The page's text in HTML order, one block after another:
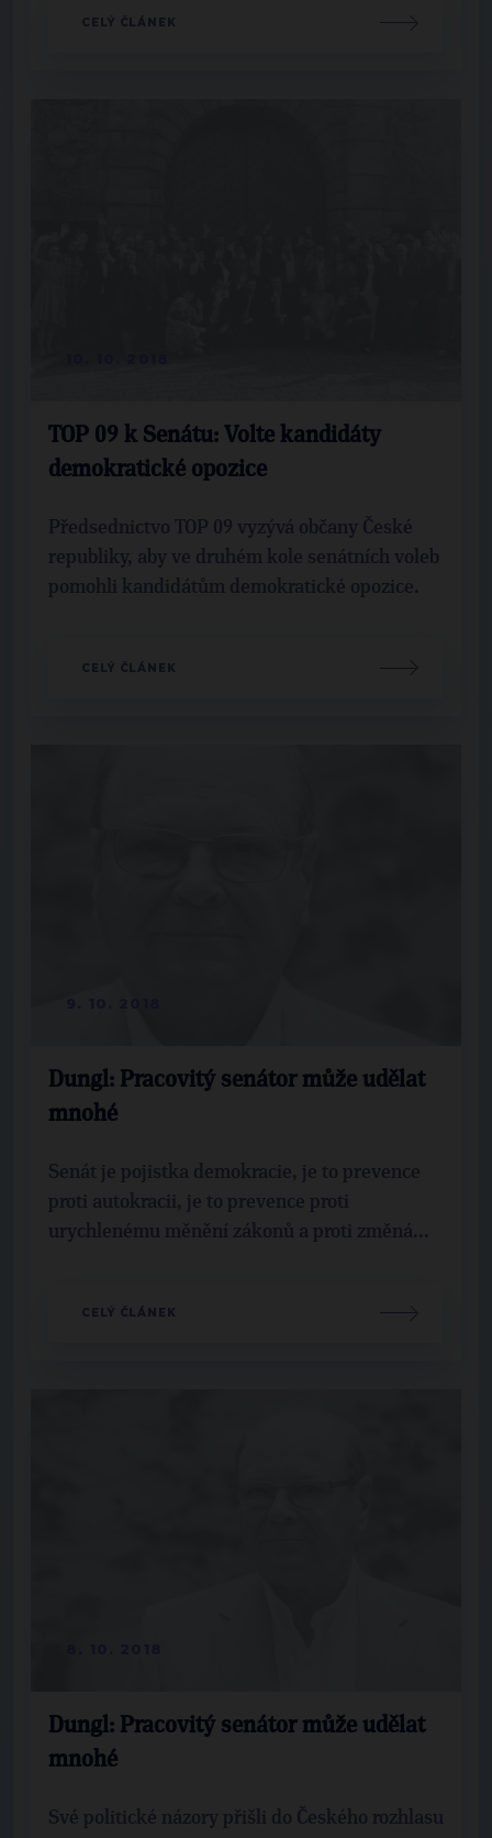
CELÝ ČLÁNEK
TOP 09 k Senátu: Volte kandidáty
demokratické opozice
Předsednictvo TOP 09 vyzývá občany České
republiky, aby ve druhém kole senátních voleb
pomohli kandidátům demokratické opozice.
CELÝ ČLÁNEK
Dungl: Pracovitý senátor může udělat
mnohé
Senát je pojistka demokracie, je to prevence
proti autokracii, je to prevence proti
urychlenému měnění zákonů a proti změná...
CELÝ ČLÁNEK
Dungl: Pracovitý senátor může udělat
mnohé
Své politické názory přišli do Českého rozhlasu